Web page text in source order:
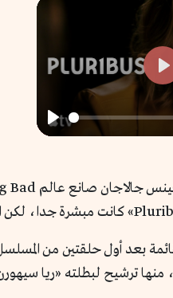
Play
بعد أول حلقتين من
ترشيح لبطلته «ريا